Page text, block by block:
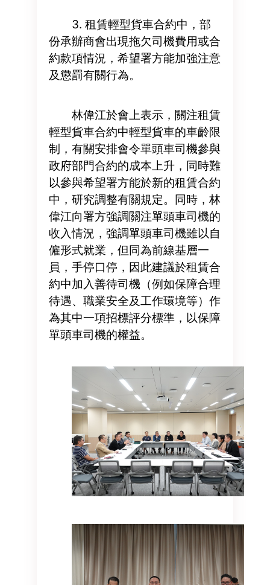
3. 租賃輕型貨車合約中，部
份承辦商會出現拖欠司機費用或合
約款項情況，希望署方能加強注意
及懲罰有關行為。
林偉江於會上表示，關注租賃
輕型貨車合約中輕型貨車的車齡限
制，有關安排會令單頭車司機參與
政府部門合約的成本上升，同時難
以參與希望署方能於新的租賃合約
中，研究調整有關規定。同時，林
偉江向署方強調關注單頭車司機的
收入情況，強調單頭車司機雖以自
僱形式就業，但同為前線基層一
員，手停口停，因此建議於租賃合
約中加入善待司機（例如保障合理
待遇、職業安全及工作環境等）作
為其中一項招標評分標準，以保障
單頭車司機的權益。